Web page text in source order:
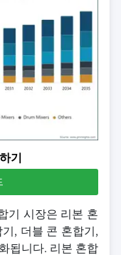
기
기 시장은 리본 혼
, 더블 콘 혼합기,
됩니다. 리본 혼합